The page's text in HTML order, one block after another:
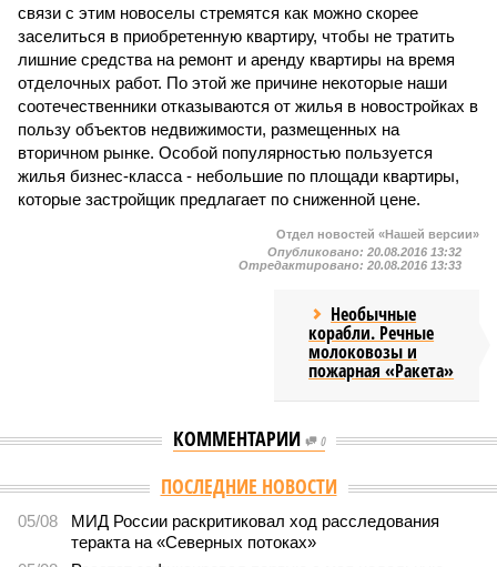
связи с этим новоселы стремятся как можно скорее
заселиться в приобретенную квартиру, чтобы не тратить
лишние средства на ремонт и аренду квартиры на время
отделочных работ. По этой же причине некоторые наши
соотечественники отказываются от жилья в новостройках в
пользу объектов недвижимости, размещенных на
вторичном рынке. Особой популярностью пользуется
жилья бизнес-класса - небольшие по площади квартиры,
которые застройщик предлагает по сниженной цене.
Отдел новостей «Нашей версии»
Опубликовано: 20.08.2016 13:32
Отредактировано: 20.08.2016 13:33
Необычные
корабли. Речные
молоковозы и
пожарная «Ракета»
КОММЕНТАРИИ 0
Версия //Общество //
Земля уже не раз показывала человечеству свой
крутой нрав – когда покажет снова?
Последние времена